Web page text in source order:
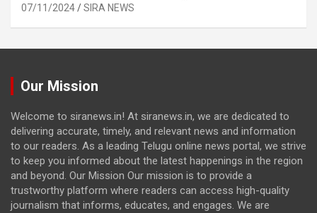
07/11/2024 SIRA NEWS
Our Mission
Welcome to siranews.in! At siranews.in, we are dedicated to
delivering accurate, timely, and relevant news and information
to our readers. As a leading Telugu online news portal, we strive
to keep you informed about the latest happenings in the region
and beyond. Our Mission Our mission is to provide a
trustworthy platform where readers can access high-quality
journalism that informs, educates, and engages. We are